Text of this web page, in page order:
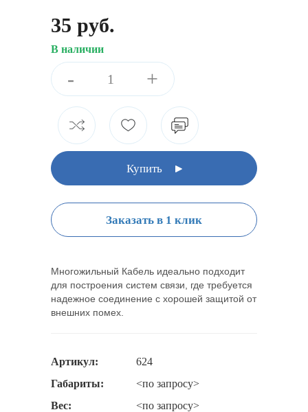
35 руб.
В наличии
- +
Купить
Заказать в 1 клик
Многожильный Кабель идеально подходит
для построения систем связи, где требуется
надежное соединение с хорошей защитой от
внешних помех.
Артикул:
624
Габариты:
<по запросу>
Вес:
<по запросу>